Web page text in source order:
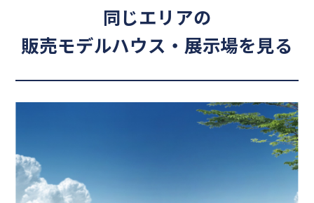
同じエリアの
販売モデルハウス・展示場を見る